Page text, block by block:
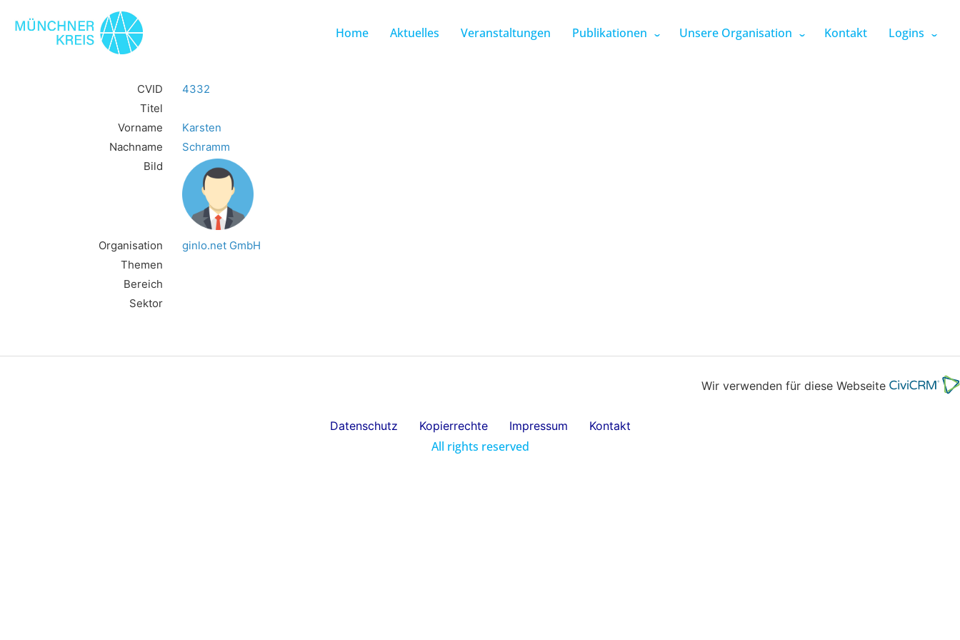
Home Aktuelles Veranstaltungen Publikationen Unsere Organisation Kontakt Logins
CVID
4332
Titel
Vorname
Karsten
Nachname
Schramm
Bild
Organisation
ginlo.net GmbH
Themen
Bereich
Sektor
Wir verwenden für diese Webseite
Datenschutz Kopierrechte Impressum Kontakt
All rights reserved